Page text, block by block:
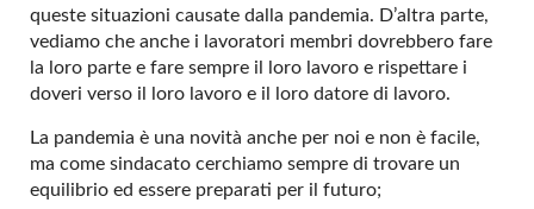
queste situazioni causate dalla pandemia. D’altra parte,
vediamo che anche i lavoratori membri dovrebbero fare
la loro parte e fare sempre il loro lavoro e rispettare i
doveri verso il loro lavoro e il loro datore di lavoro.
La pandemia è una novità anche per noi e non è facile,
ma come sindacato cerchiamo sempre di trovare un
equilibrio ed essere preparati per il futuro;